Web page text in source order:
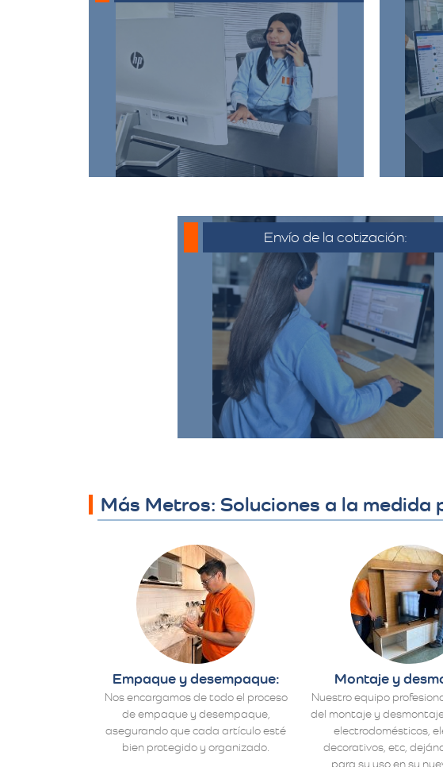
Para iniciar el proceso de solicitud
de cotización, puede
comunicarse a través de
whatsapp haciendo click en
cotizar.​
y
Envío de la cotización:
La cotización se envía al cliente,
generalmente por correo electrónico
o el medio que se haya acordado,
para su revisión. El cliente puede
revisar la propuesta, hacer
preguntas y solicitar ajustes si es
necesario.​
Más Metros: Soluciones a la medida
Empaque y desempaque:
Nos encargamos de todo el proceso
de empaque y desempaque,
asegurando que cada artículo esté
bien protegido y organizado.
Montaje y
Nuestro equipo
del montaje y
electrodomésticos,
decorativos, etc,
para su uso en su